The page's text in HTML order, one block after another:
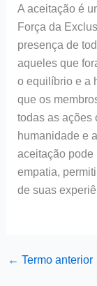
A aceitação é
Força da
presença de
aqueles que
o equilíbrio e a
que os
todas as ações
humanidade e
aceitação pode
empatia,
de suas
← Termo anterior